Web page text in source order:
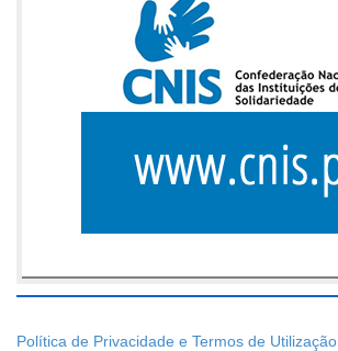
Política de Privacidade e Termos de Utilização